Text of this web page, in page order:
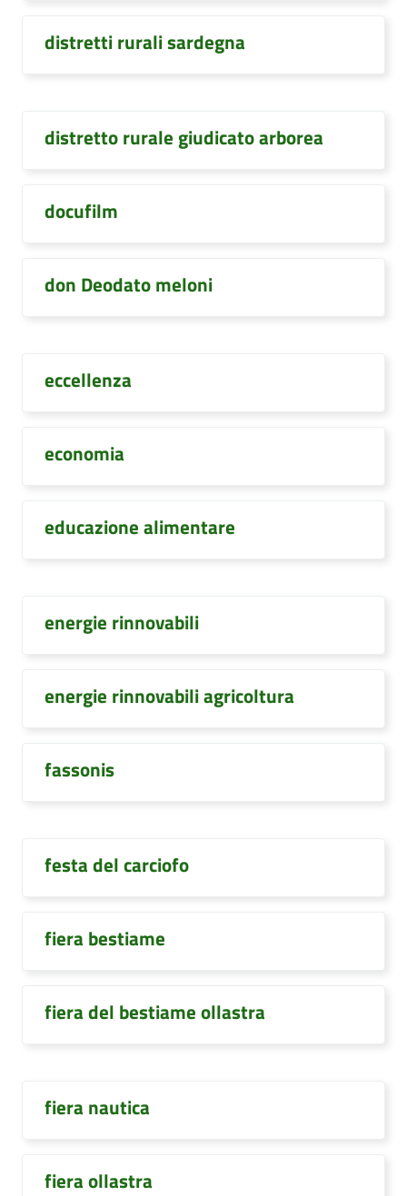
distretti rurali sardegna
distretto rurale giudicato arborea
docufilm
don Deodato meloni
eccellenza
economia
educazione alimentare
energie rinnovabili
energie rinnovabili agricoltura
fassonis
festa del carciofo
fiera bestiame
fiera del bestiame ollastra
fiera nautica
fiera ollastra